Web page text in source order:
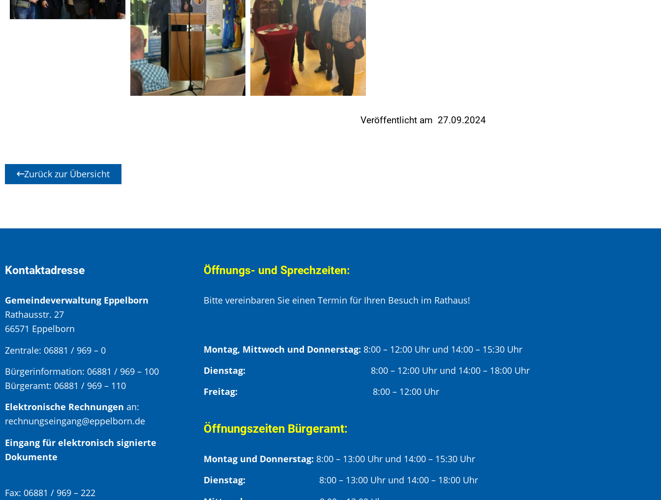
Veröffentlicht am 27.09.2024
Zurück zur Übersicht
Kontaktadresse
Gemeindeverwaltung Eppelborn
Rathausstr. 27
66571 Eppelborn
Zentrale: 06881 / 969 – 0
Bürgerinformation: 06881 / 969 – 100
Bürgeramt: 06881 / 969 – 110
Elektronische Rechnungen an:
rechnungseingang@eppelborn.de
Eingang für elektronisch signierte
Dokumente
Fax: 06881 / 969 – 222
Öffnungs- und Sprechzeiten:
Bitte vereinbaren Sie einen Termin für Ihren Besuch im Rathaus!
Montag, Mittwoch und Donnerstag: 8:00 – 12:00 Uhr und 14:00 – 15:30 Uhr
Dienstag: 8:00 – 12:00 Uhr und 14:00 – 18:00 Uhr
Freitag:
8:00 – 12:00 Uhr
Öffnungszeiten Bürgeramt:
Montag und Donnerstag: 8:00 – 13:00 Uhr und 14:00 – 15:30 Uhr
Dienstag: 8:00 – 13:00 Uhr und 14:00 – 18:00 Uhr